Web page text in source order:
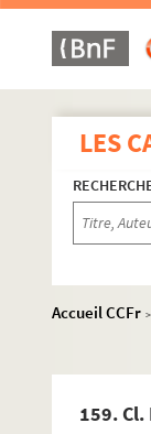
LES
Accueil CCFr >
159.
102.
104.
106.
108.
110.
111.
113.
125.